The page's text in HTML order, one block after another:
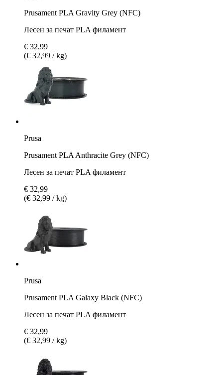
Prusament PLA Gravity Grey (NFC)
Лесен за печат PLA филамент
€ 32,99
(€ 32,99 / kg)
Prusa
Prusament PLA Anthracite Grey (NFC)
Лесен за печат PLA филамент
€ 32,99
(€ 32,99 / kg)
Prusa
Prusament PLA Galaxy Black (NFC)
Лесен за печат PLA филамент
€ 32,99
(€ 32,99 / kg)